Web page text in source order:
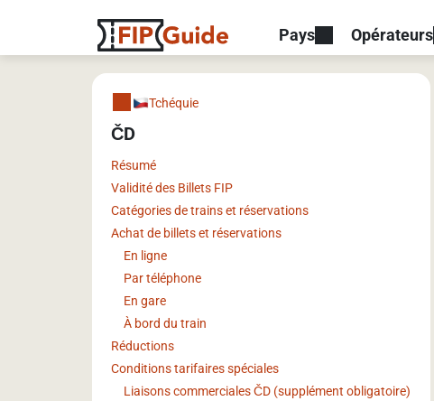
Pays Opérateurs
Tchéquie
ČD
Résumé
Validité des Billets FIP
Catégories de trains et réservations
Achat de billets et réservations
En ligne
Par téléphone
En gare
À bord du train
Réductions
Conditions tarifaires spéciales
Liaisons commerciales ČD (supplément obligatoire)